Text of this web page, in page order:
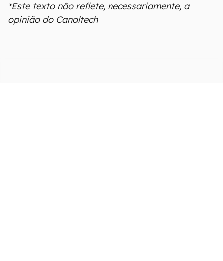
*Este texto não reflete, necessariamente, a
opinião do Canaltech